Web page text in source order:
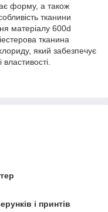
форму, а також
тканини
матеріалу 600d
тканина
який забезпечує
властивості.
і принтів